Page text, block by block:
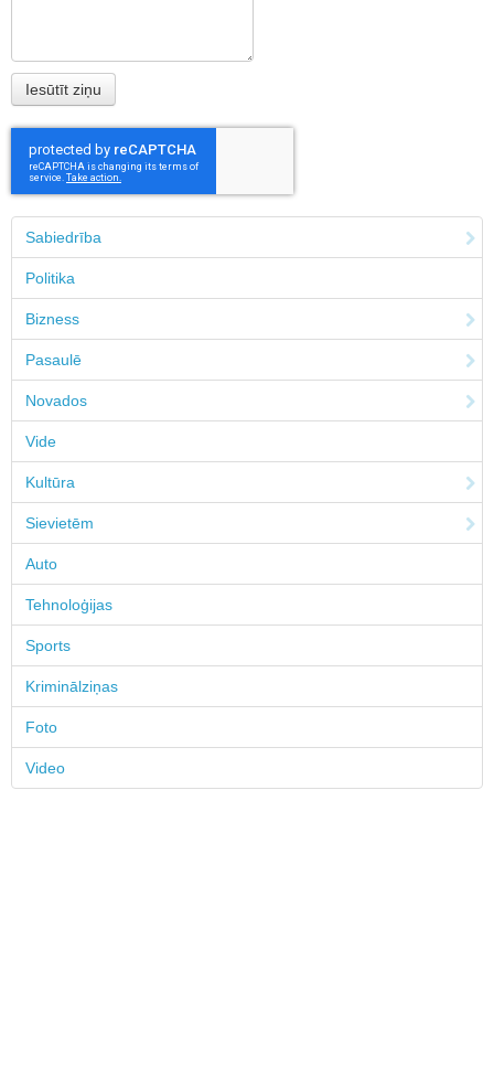
Sabiedrība
Politika
Bizness
Pasaulē
Novados
Vide
Kultūra
Sievietēm
Auto
Tehnoloģijas
Sports
Kriminālziņas
Foto
Video